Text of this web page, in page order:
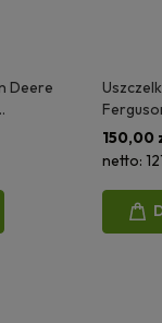
Deere
150,00
netto: